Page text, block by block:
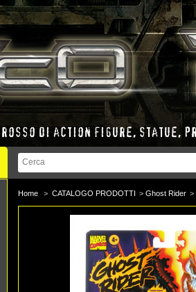
Home > CATALOGO PRODOTTI > Ghost Rider >